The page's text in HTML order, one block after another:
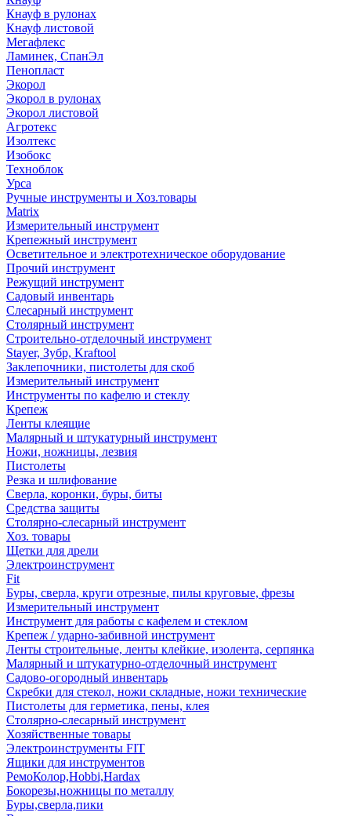
Кнауф в рулонах
Кнауф листовой
Мегафлекс
Ламинек, СпанЭл
Пенопласт
Экорол
Экорол в рулонах
Экорол листовой
Агротекс
Изолтекс
Изобокс
Техноблок
Урса
Ручные инструменты и Хоз.товары
Matrix
Измерительный инструмент
Крепежный инструмент
Осветительное и электротехническое оборудование
Прочий инструмент
Режущий инструмент
Садовый инвентарь
Слесарный инструмент
Столярный инструмент
Строительно-отделочный инструмент
Stayer, Зубр, Kraftool
Заклепочники, пистолеты для скоб
Измерительный инструмент
Инструменты по кафелю и стеклу
Крепеж
Ленты клеящие
Малярный и штукатурный инструмент
Ножи, ножницы, лезвия
Пистолеты
Резка и шлифование
Сверла, коронки, буры, биты
Средства защиты
Столярно-слесарный инструмент
Хоз. товары
Щетки для дрели
Электроинструмент
Fit
Буры, сверла, круги отрезные, пилы круговые, фрезы
Измерительный инструмент
Инструмент для работы с кафелем и стеклом
Крепеж / ударно-забивной инструмент
Ленты строительные, ленты клейкие, изолента, серпянка
Малярный и штукатурно-отделочный инструмент
Садово-огородный инвентарь
Скребки для стекол, ножи складные, ножи технические
Пистолеты для герметика, пены, клея
Столярно-слесарный инструмент
Хозяйственные товары
Электроинструменты FIT
Ящики для инструментов
РемоКолор,Hobbi,Hardax
Бокорезы,ножницы по металлу
Буры,сверла,пики